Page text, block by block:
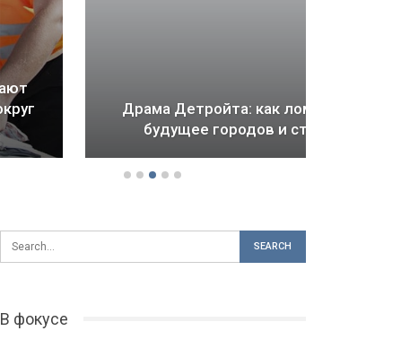
Драма Детройта: как ломается
будущее городов и стран
В фокусе